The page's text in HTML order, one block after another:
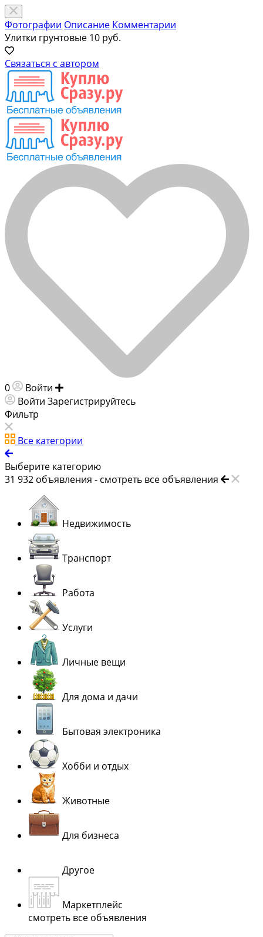
Фотографии Описание Комментарии
Улитки грунтовые 10 руб.
Связаться с автором
0 Войти
Войти Зарегистрируйтесь
Фильтр
Все категории
Выберите категорию
31 932 объявления - смотреть все объявления
Недвижимость
Транспорт
Работа
Услуги
Личные вещи
Для дома и дачи
Бытовая электроника
Хобби и отдых
Животные
Для бизнеса
Другое
Маркетплейс
смотреть все объявления